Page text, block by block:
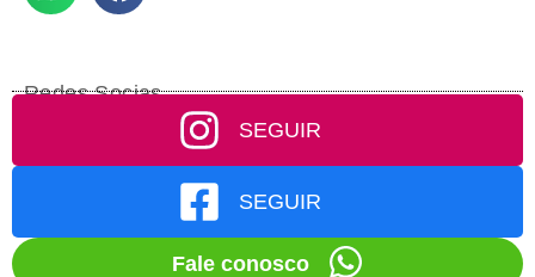
Redes Socias
SEGUIR
SEGUIR
Fale conosco